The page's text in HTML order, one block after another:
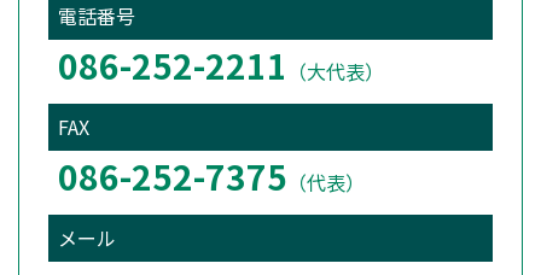
電話番号
086-252-2211 （大代表）
FAX
086-252-7375 （代表）
メール